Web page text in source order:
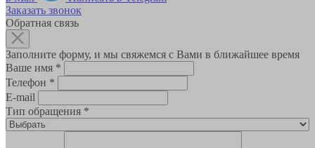
Заказать звонок
Обратная связь
Заполните форму, и мы свяжемся с Вами в ближайшее время
Ваше имя *
Телефон *
E-mail
Тип обращения *